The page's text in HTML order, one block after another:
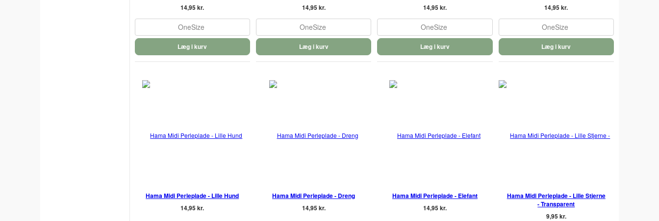
14,95 kr.
OneSize
Læg i kurv
14,95 kr.
OneSize
Læg i kurv
14,95 kr.
OneSize
Læg i kurv
14,95 kr.
OneSize
Læg i kurv
Hama Midi Perleplade - Lille Hund
14,95 kr.
Hama Midi Perleplade - Dreng
14,95 kr.
Hama Midi Perleplade - Elefant
14,95 kr.
Hama Midi Perleplade - Lille Stjerne
- Transparent
9,95 kr.